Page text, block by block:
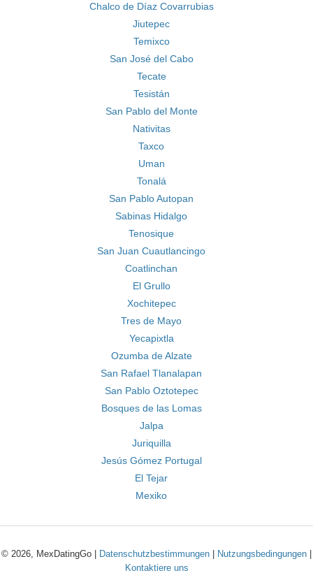
Chalco de Díaz Covarrubias
Jiutepec
Temixco
San José del Cabo
Tecate
Tesistán
San Pablo del Monte
Nativitas
Taxco
Uman
Tonalá
San Pablo Autopan
Sabinas Hidalgo
Tenosique
San Juan Cuautlancingo
Coatlinchan
El Grullo
Xochitepec
Tres de Mayo
Yecapixtla
Ozumba de Alzate
San Rafael Tlanalapan
San Pablo Oztotepec
Bosques de las Lomas
Jalpa
Juriquilla
Jesús Gómez Portugal
El Tejar
Mexiko
© 2026, MexDatingGo | Datenschutzbestimmungen Nutzungsbedingungen
Kontaktiere uns